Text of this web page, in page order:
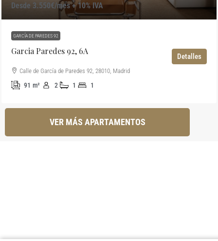
Desde 3.550€/mes + 10% IVA
GARCÍA DE PAREDES 92
Garcia Paredes 92, 6A
Calle de García de Paredes 92, 28010, Madrid
1
1
2
91 m²
Detalles
VER MÁS APARTAMENTOS